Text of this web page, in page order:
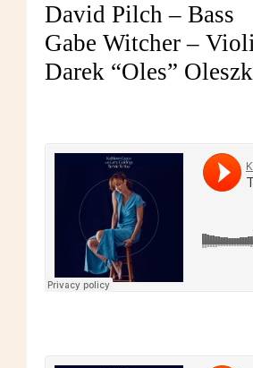
David Pilch – Bass
Gabe Witcher –
Darek “Oles”